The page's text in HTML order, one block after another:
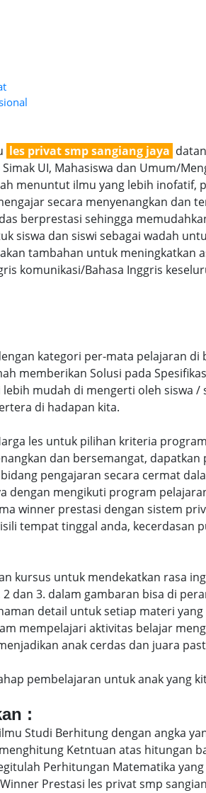
les privat smp sangiang jaya
Simak UI, Mahasiswa dan Umum/
menuntut ilmu yang lebih inofatif,
secara menyenangkan dan
berprestasi sehingga
siswa dan siswi sebagai wadah
tambahan untuk meningkatkan
komunikasi/Bahasa Inggris
kategori per-mata pelajaran
memberikan Solusi pada
mudah di mengerti oleh siswa
di hadapan kita.
les untuk pilihan kriteria
dan bersemangat,
pengajaran secara cermat
mengikuti program
winner prestasi dengan sistem
tempat tinggal anda,
kursus untuk mendekatkan rasa
dan 3. dalam gambaran bisa di
detail untuk setiap materi
mempelajari aktivitas belajar
anak cerdas dan juara
pembelajaran untuk anak yang
:
Studi Berhitung dengan angka
Ketntuan atas hitungan
Perhitungan Matematika
Prestasi les privat smp